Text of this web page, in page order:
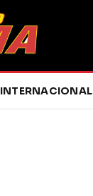
INTERNACIONAL